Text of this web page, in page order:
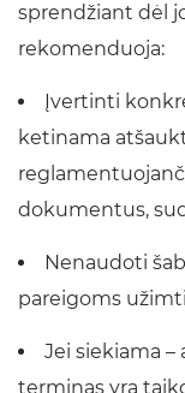
sprendžiant dėl
rekomenduoja:
Įvertinti
ketinama
dokumentus,
Nenaudoti
pareigoms
Jei siekiama
terminas yra